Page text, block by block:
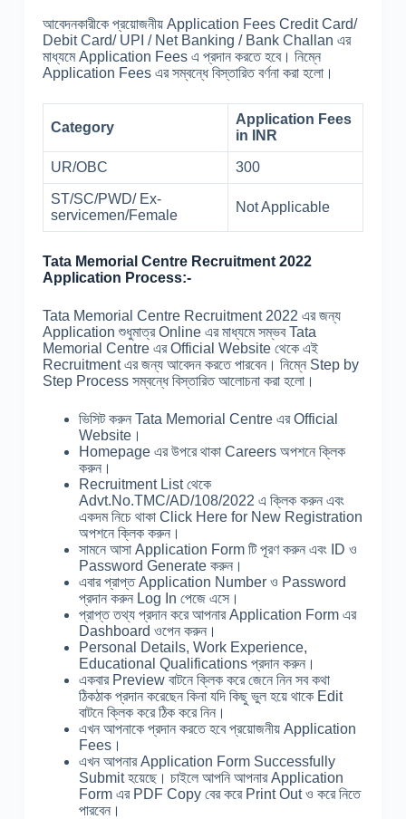
আবেদনকারীকে প্রয়োজনীয় Application Fees Credit Card/
Debit Card/ UPI / Net Banking / Bank Challan এর
মাধ্যমে Application Fees এ প্রদান করতে হবে। নিম্নে
Application Fees এর সম্বন্ধে বিস্তারিত বর্ণনা করা হলো।
Category
Application Fees
in INR
UR/OBC 300
ST/SC/PWD/ Ex-
servicemen/Female
Not Applicable
Tata Memorial Centre Recruitment 2022
Application Process:-
Tata Memorial Centre Recruitment 2022 এর জন্য
Application শুধুমাত্র Online এর মাধ্যমে সম্ভব Tata
Memorial Centre এর Official Website থেকে এই
Recruitment এর জন্য আবেদন করতে পারবেন। নিম্নে Step by
Step Process সম্বন্ধে বিস্তারিত আলোচনা করা হলো।
ভিসিট করুন Tata Memorial Centre এর Official
Website।
Homepage এর উপরে থাকা Careers অপশনে ক্লিক
করুন।
Recruitment List থেকে
Advt.No.TMC/AD/108/2022 এ ক্লিক করুন এবং
একদম নিচে থাকা Click Here for New Registration
অপশনে ক্লিক করুন।
সামনে আসা Application Form টি পূরণ করুন এবং ID ও
Password Generate করুন।
এবার প্রাপ্ত Application Number ও Password
প্রদান করুন Log In পেজে এসে।
প্রাপ্ত তথ্য প্রদান করে আপনার Application Form এর
Dashboard ওপেন করুন।
Personal Details, Work Experience,
Educational Qualifications প্রদান করুন।
একবার Preview বাটনে ক্লিক করে জেনে নিন সব কথা
ঠিকঠাক প্রদান করেছেন কিনা যদি কিছু ভুল হয়ে থাকে Edit
বাটনে ক্লিক করে ঠিক করে নিন।
এখন আপনাকে প্রদান করতে হবে প্রয়োজনীয় Application
Fees।
এখন আপনার Application Form Successfully
Submit হয়েছে। চাইলে আপনি আপনার Application
Form এর PDF Copy বের করে Print Out ও করে নিতে
পারবেন।